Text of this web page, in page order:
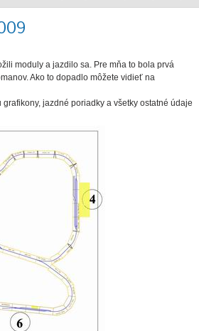
moduly a jazdilo sa. Pre mňa to bola prvá
Ako to dopadlo môžete vidieť na
grafikony, jazdné poriadky a všetky ostatné údaje